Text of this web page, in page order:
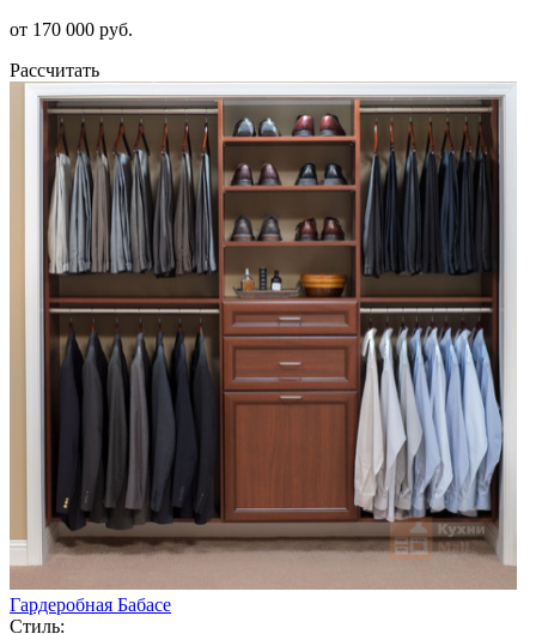
от 170 000 руб.
Рассчитать
Гардеробная Бабасе
Стиль: